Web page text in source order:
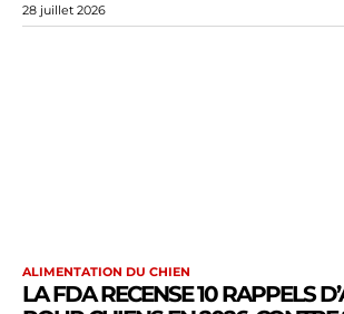
28 juillet 2026
ALIMENTATION DU CHIEN
LA FDA RECENSE 10 RAPPELS